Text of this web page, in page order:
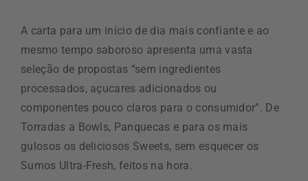
A carta para um início de dia mais confiante e ao
mesmo tempo saboroso apresenta uma vasta
seleção de propostas “sem ingredientes
processados, açucares adicionados ou
componentes pouco claros para o consumidor”. De
Torradas a Bowls, Panquecas e para os mais
gulosos os deliciosos Sweets, sem esquecer os
Sumos Ultra-Fresh, feitos na hora.